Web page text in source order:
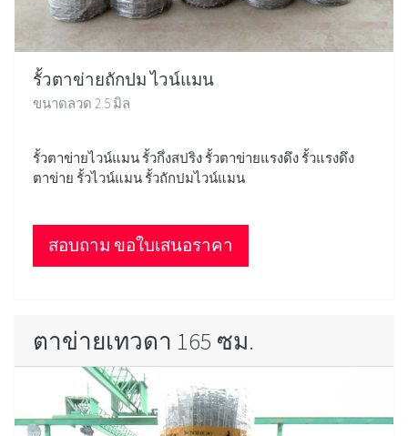
รั้วตาข่ายถักปม ไวน์แมน
ขนาดลวด 2.5 มิล
รั้วตาข่ายไวน์แมน รั้วกึ่งสปริง รั้วตาข่ายแรงดึง รั้วแรงดึง
ตาข่าย รั้วไวน์แมน รั้วถักปมไวน์แมน
สอบถาม ขอใบเสนอราคา
ตาข่ายเทวดา 165 ซม.